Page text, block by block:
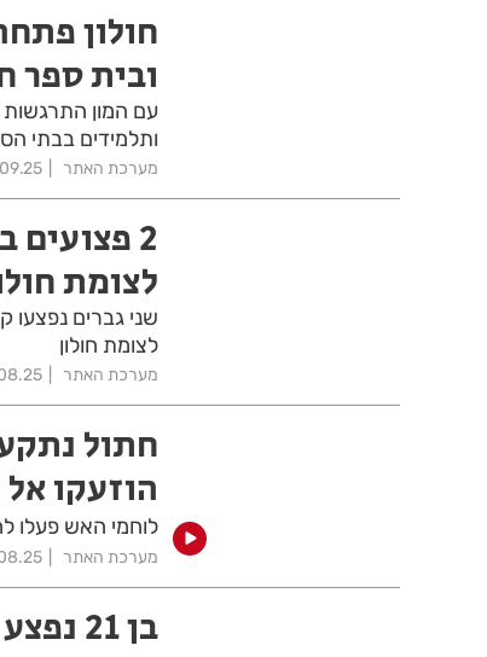
חולון
ובית ספר
ותלמידים בבתי הספר וכ-5,900 ילדות
מערכת האתר
2
לצומת
לצומת חולון
מערכת האתר
חתול
הוזעקו
לוחמי האש פעלו
מערכת האתר
בן 21 נפצע בתאונת אופנוע בחולון